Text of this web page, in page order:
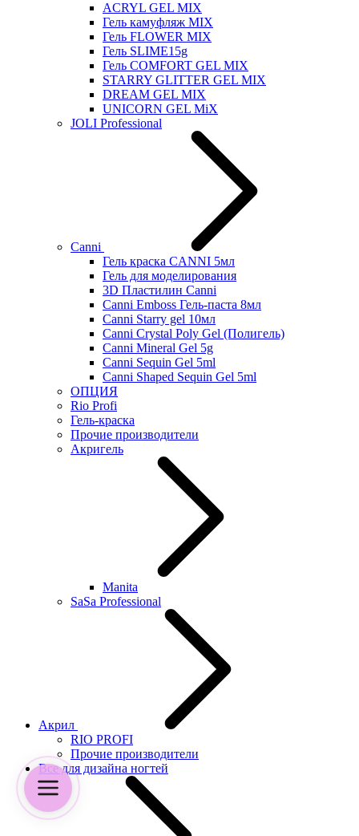
ACRYL GEL MIX
Гель камуфляж MIX
Гель FLOWER MIX
Гель SLIME15g
Гель COMFORT GEL MIX
STARRY GLITTER GEL MIX
DREAM GEL MIX
UNICORN GEL MiX
JOLI Professional
Canni
Гель краска CANNI 5мл
Гель для моделирования
3D Пластилин Canni
Canni Emboss Гель-паста 8мл
Canni Starry gel 10мл
Canni Crystal Poly Gel (Полигель)
Canni Mineral Gel 5g
Canni Sequin Gel 5ml
Canni Shaped Sequin Gel 5ml
ОПЦИЯ
Rio Profi
Гель-краска
Прочие производители
Акригель
Manita
SaSa Professional
Акрил
RIO PROFI
Прочие производители
Все для дизайна ногтей